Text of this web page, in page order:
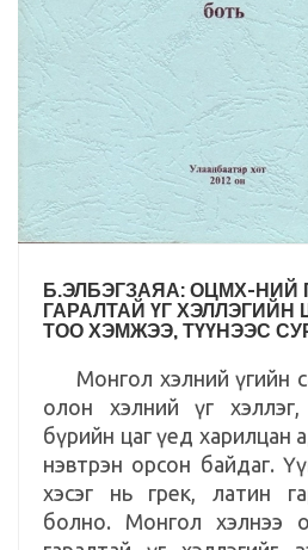
Б.ЭЛБЭГЗАЯА: ОЦМХ-НИЙ
ГАРАЛТАЙ ҮГ
ТОО ХЭМЖЭЭ, ТҮҮНЭЭС
Монгол хэлний үгийн
олон хэлний үг
бүрийн цаг үед харилцан
нэвтрэн орсон байдаг.
хэсэг нь грек, латин
болно. Монгол хэлнээ